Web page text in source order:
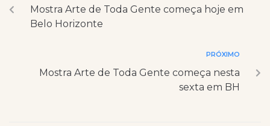
Mostra Arte de Toda Gente começa hoje em
Belo Horizonte
PRÓXIMO
Mostra Arte de Toda Gente começa nesta
sexta em BH